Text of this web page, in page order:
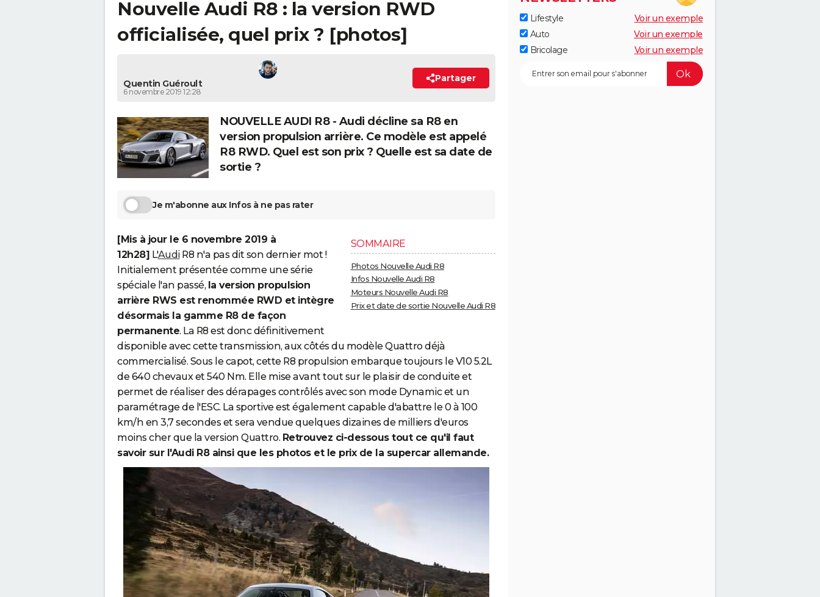
Nouvelle Audi R8 : la version RWD
officialisée, quel prix ? [photos]
Quentin Guéroult
6 novembre 2019 12:28
Partager
NOUVELLE AUDI R8 - Audi décline sa R8 en
version propulsion arrière. Ce modèle est appelé
R8 RWD. Quel est son prix ? Quelle est sa date de
sortie ?
Je m'abonne aux Infos à ne pas rater
SOMMAIRE
Photos Nouvelle Audi R8
Infos Nouvelle Audi R8
Moteurs Nouvelle Audi R8
Prix et date de sortie Nouvelle Audi R8
[Mis à jour le 6 novembre 2019 à
12h28] L'AudiR8 n'a pas dit son dernier mot !
Initialement présentée comme une série
spéciale l'an passé, la version propulsion
arrière RWS est renommée RWD et intègre
désormais la gamme R8 de façon
permanente. La R8 est donc définitivement
disponible avec cette transmission, aux côtés du modèle Quattro déjà
commercialisé. Sous le capot, cette R8 propulsion embarque toujours le V10 5.2L
de 640 chevaux et 540 Nm. Elle mise avant tout sur le plaisir de conduite et
permet de réaliser des dérapages contrôlés avec son mode Dynamic et un
paramétrage de l'ESC. La sportive est également capable d'abattre le 0 à 100
km/h en 3,7 secondes et sera vendue quelques dizaines de milliers d'euros
moins cher que la version Quattro. Retrouvez ci-dessous tout ce qu'il faut
savoir sur l'Audi R8 ainsi que les photos et le prix de la supercar allemande.
Lifestyle
Voir un exemple
Auto
Voir un exemple
Bricolage
Voir un exemple